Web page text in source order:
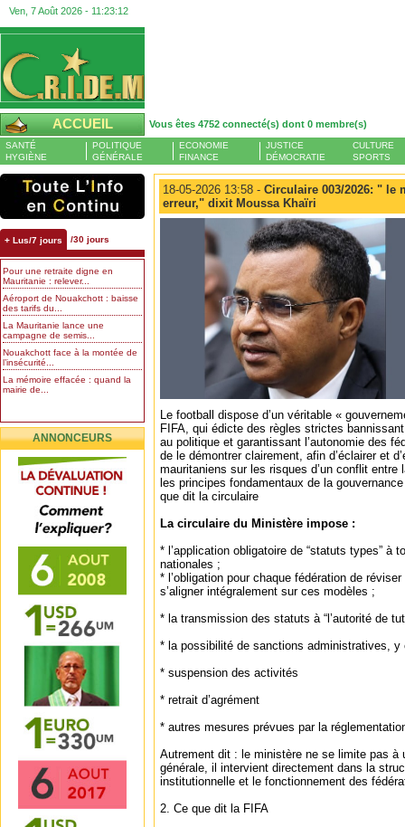
Ven, 7 Août 2026 - 11:23:12
ACCUEIL Vous êtes 4752 connecté(s) dont 0 membre(s)
SANTÉ
HYGIÈNE
POLITIQUE
GÉNÉRALE
ECONOMIE
FINANCE
JUSTICE
DÉMOCRATIE
CULTURE
SPORTS
+ Lus/7 jours /30 jours
Pour une retraite digne en
Mauritanie : relever...
Aéroport de Nouakchott : baisse
des tarifs du...
La Mauritanie lance une
campagne de semis...
Nouakchott face à la montée de
l’insécurité...
La mémoire effacée : quand la
mairie de...
ANNONCEURS
18-05-2026 13:58 - Circulaire 003/2026: " le
erreur," dixit Moussa Khaïri
Le football dispose d’un véritable «
FIFA, qui édicte des règles strictes
au politique et garantissant l’autonomie des
de le démontrer clairement, afin d’éclairer et
mauritaniens sur les risques d’un conflit entre
les principes fondamentaux de la
que dit la circulaire
La circulaire du Ministère impose :
* l’application obligatoire de “statuts types” à
nationales ;
* l’obligation pour chaque fédération de
s’aligner intégralement sur ces modèles ;
* la transmission des statuts à “l’autorité de
* la possibilité de sanctions administratives, y
* suspension des activités
* retrait d’agrément
* autres mesures prévues par la
Autrement dit : le ministère ne se limite pas à
générale, il intervient directement dans la
institutionnelle et le fonctionnement des
2. Ce que dit la FIFA